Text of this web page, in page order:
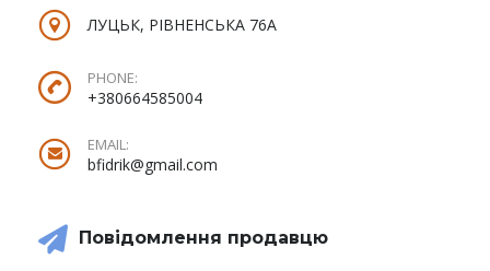
ЛУЦЬК, РІВНЕНСЬКА 76А
PHONE:
+380664585004
EMAIL:
bfidrik@gmail.com
Повідомлення продавцю